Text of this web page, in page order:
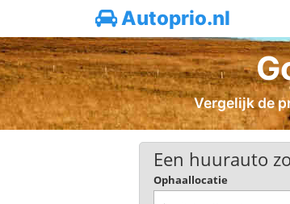
Autoprio.nl
Vergelijk de
Een huurauto
Ophaallocatie